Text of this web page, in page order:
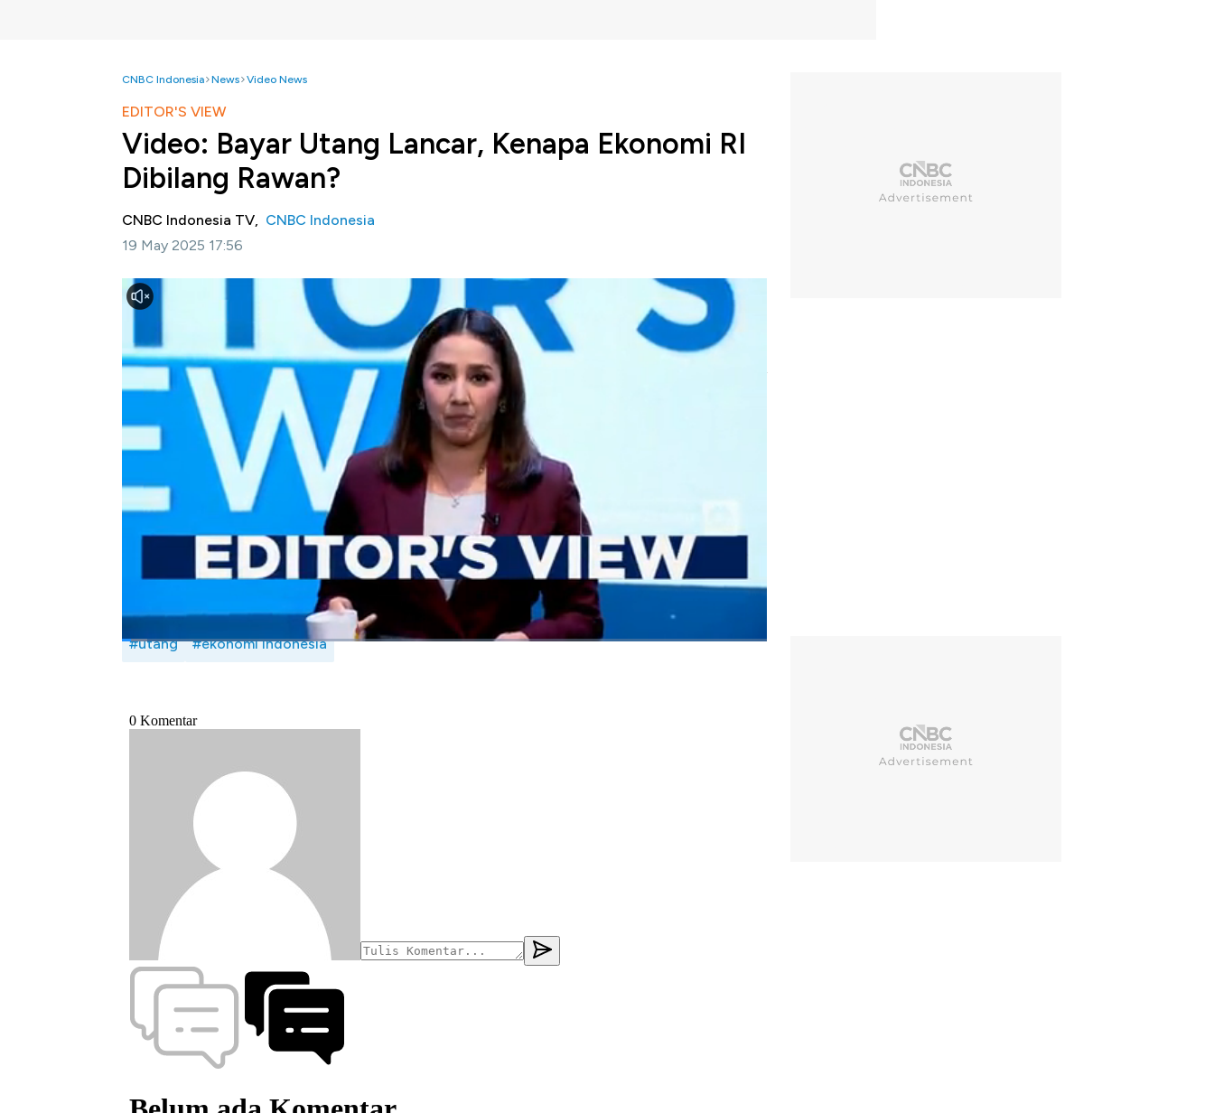
CNBC Indonesia News Video News
EDITOR'S VIEW
Video: Bayar Utang Lancar, Kenapa Ekonomi RI
Dibilang Rawan?
CNBC Indonesia TV, CNBC Indonesia
19 May 2025 17:56
Jakarta, CNBC Indonesia
- Keputusan sejumlah lembaga pemeringkat internasional yang sempat
menurunkan peringkat saham hingga utang Indonesia menjadi sorotan Redaksi CNBC Indonesia
dalam Editor's View. Secara historis, Indonesia dinilai memiliki catatan solid dalam pengelolaan utang.
Indonesia bahkan disebut tidak pernah gagal membayar utang, sehingga dinilai tidak ada alasan untuk
menyatakan situasi ekonomi nasional dalam kondisi krisis. Dalam periode Maret hingga Mei, indikator
ekonomi menunjukkan adanya perbaikan, khususnya dari sisi likuiditas. Kondisi ini diharapkan dapat
memberikan ruang pemulihan dan mendorong pertumbuhan industri ke depan.
Selengkapnya saksikan dialog Shafinaz Nachiar bersama Managing Editor CNBC Indonesia Maikel
Jefriando dan Ayyi Achmad Hidayah di Program Closing Bell CNBC Indonesia, Senin (19/05/2025).
#utang #ekonomi indonesia